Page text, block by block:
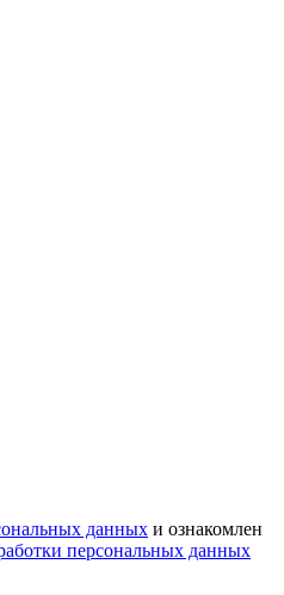
данных и ознакомлен
персональных данных